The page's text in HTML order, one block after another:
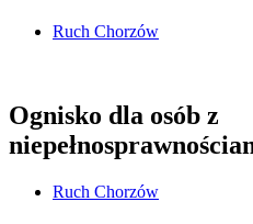
Ruch Chorzów
Ognisko dla osób z
Ruch Chorzów